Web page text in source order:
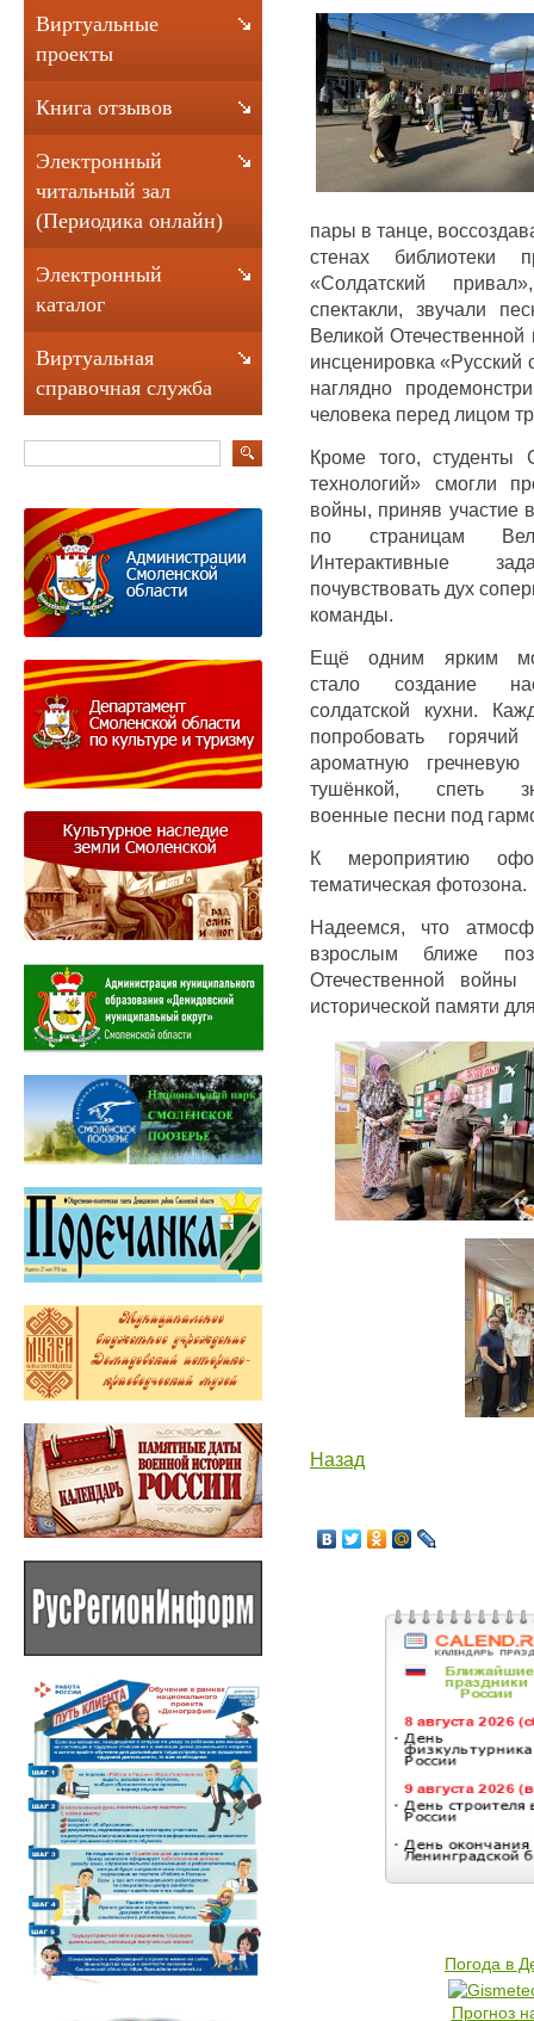
пары в танце,
стенах библиотеки
«Солдатский
спектакли, звучали
Великой
инсценировка «Русский
наглядно
человека перед лицом
Кроме того,
технологий» смогли
войны, приняв участие
по страницам
Интерактивные
почувствовать дух
команды.
Ещё одним ярким
стало создание
солдатской кухни.
попробовать
ароматную
тушёнкой, спеть
военные песни под
К мероприятию
тематическая фотозона.
Надеемся, что
взрослым ближе
Отечественной войны
исторической памяти
Назад
Погода в
Прогноз
Виртуальные
проекты
Книга отзывов
Электронный
читальный зал
(Периодика онлайн)
Электронный
каталог
Виртуальная
справочная служба